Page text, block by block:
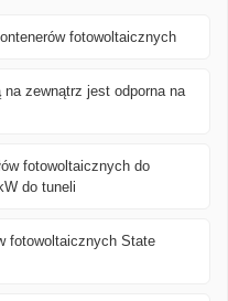
fotowoltaicznych
na zewnątrz jest odporna na
fotowoltaicznych do
do tuneli
fotowoltaicznych State